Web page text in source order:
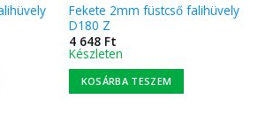
Fekete 2mm füstcső falihüvely
D180 Z
4 648 Ft
Készleten
KOSÁRBA TESZEM